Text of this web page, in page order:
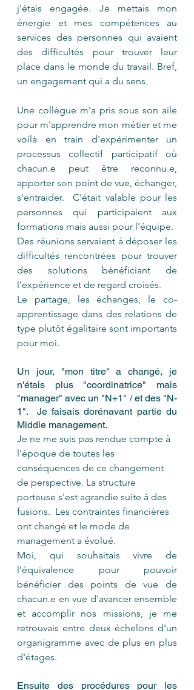
j'étais engagée. Je mettais mon
énergie et mes compétences au
services des personnes qui avaient
des difficultés pour trouver leur
place dans le monde du travail. Bref,
un engagement qui a du sens.
Une collègue m'a pris sous son aile
pour m'apprendre mon métier et me
voilà en train d'expérimenter un
processus collectif participatif où
chacun.e peut être reconnu.e,
apporter son point de vue, échanger,
s'entraider.  C'était valable pour les
personnes qui participaient aux
formations mais aussi pour l'équipe.
Des réunions servaient à déposer les
difficultés rencontrées pour trouver
des solutions bénéficiant de
l'expérience et de regard croisés.
Le partage, les échanges, le co-
apprentissage dans des relations de
type plutôt égalitaire sont importants
pour moi.
Un jour, "mon titre" a changé, je
n'étais plus "coordinatrice" mais
"manager" avec un "N+1" / et des "N-
1".  Je faisais dorénavant partie du
Middle management.
Je ne me suis pas rendue compte à
l'époque de toutes les
conséquences de ce changement
de perspective. La structure
porteuse s'est agrandie suite à des
fusions.  Les contraintes financières
ont changé et le mode de
management a évolué.
Moi, qui souhaitais vivre de
l'équivalence pour pouvoir
bénéficier des points de vue de
chacun.e en vue d'avancer ensemble
et accomplir nos missions, je me
retrouvais entre deux échelons d'un
organigramme avec de plus en plus
d'étages.
Ensuite des procédures pour les